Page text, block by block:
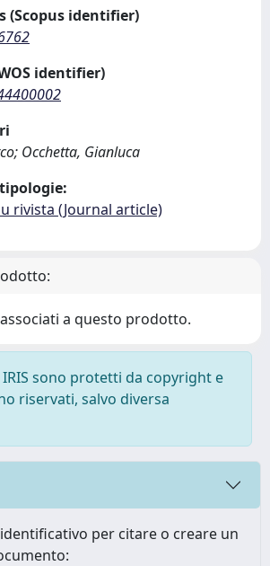
(Scopus identifier)
identifier)
Occhetta, Gianluca
rivista (Journal article)
a questo prodotto.
sono protetti da copyright e
riservati, salvo diversa
per citare o creare un